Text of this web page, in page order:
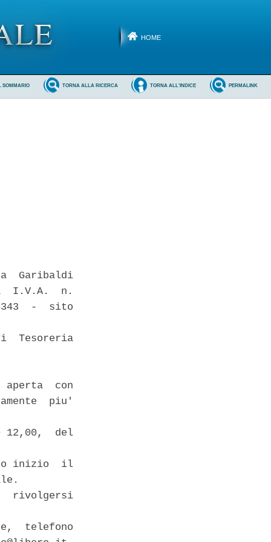
HOME
PERMALINK
TORNA ALL'INDICE
TORNA ALLA RICERCA
SOMMARIO
Garibaldi
I.V.A.  n.
-  sito
Tesoreria
aperta  con
piu'
12,00,  del
inizio  il
rivolgersi
telefono